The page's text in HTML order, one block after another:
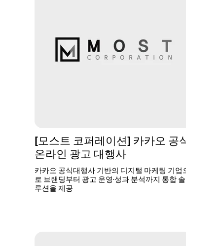
[모스트 코퍼레이션] 카카오 공식
온라인 광고 대행사
카카오 공식대행사 기반의 디지털 마케팅 기업으
로 브랜딩부터 광고 운영·성과 분석까지 통합 솔
루션을 제공